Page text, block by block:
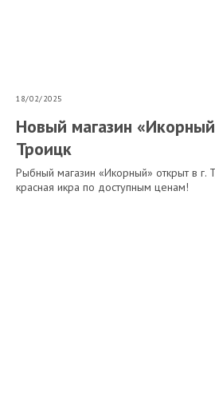
18/02/2025
Новый магазин
Троицк
Рыбный магазин «Икорный» открыт в
красная икра по доступным ценам!